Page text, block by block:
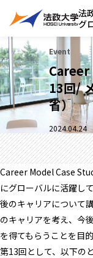
法
グ
Event
Career
13回/
省）
2024.04.24
Career Model Case
にグローバルに活躍し
後のキャリアについて
のキャリアを考え、今
を得てもらうことを目
第13回として、以下の